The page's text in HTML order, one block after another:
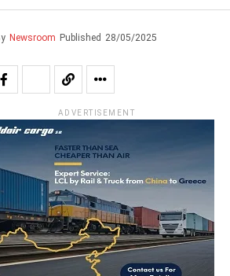
Newsroom Published 28/05/2025
ADVERTISEMENT